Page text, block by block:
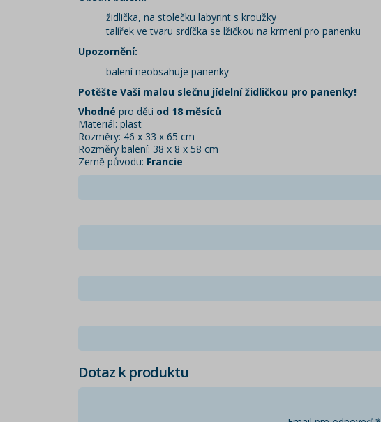
židlička, na stolečku labyrint s kroužky
talířek ve tvaru srdíčka se lžičkou na krmení pro panenku
Upozornění:
balení neobsahuje panenky
Potěšte Vaši malou slečnu jídelní židličkou pro panenky!
Vhodné pro děti od 18 měsíců
Materiál: plast
Rozměry: 46 x 33 x 65 cm
Rozměry balení: 38 x 8 x 58 cm
Země původu: Francie
Dotaz k produktu